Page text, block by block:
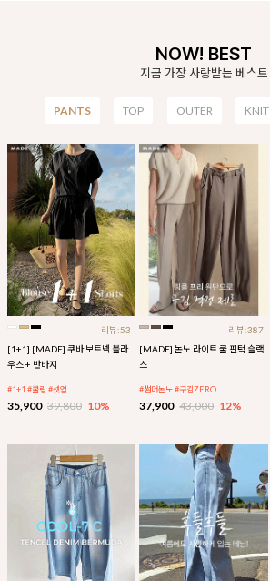
NOW! BEST
지금 가장 사랑받는 베스트
PANTS TOP OUTER KNIT
리뷰:53
[1+1] [MADE] 쿠바 보트넥 블라
우스 + 반바지
#1+1 #쿨링 #셋업
35,900 39,800 10%
리뷰:387
[MADE] 논노 라이트 쿨 핀턱 슬랙
스
#썸머논노 #구김ZERO
37,900 43,000 12%